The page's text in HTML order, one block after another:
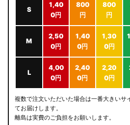
S
1,40
0円
800
円
800
円
M
2,50
0円
1,40
0円
1,30
0円
L
4,00
0円
2,40
0円
2,20
0円
複数で注文いただいた場合は一番大きいサ
てお届けします。
離島は実費のご負担をお願いします。